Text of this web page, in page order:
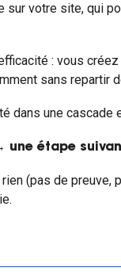
sur votre site, qui
: vous
sans repartir
dans une cascade
une étape
(pas de preuve,